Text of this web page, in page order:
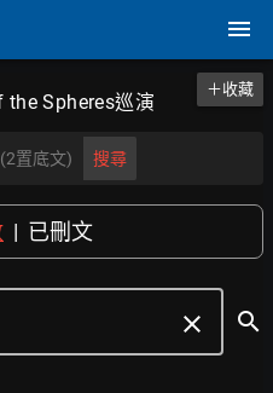
the Spheres巡演
＋收藏
置底文) 搜尋
| 已刪文
clear search